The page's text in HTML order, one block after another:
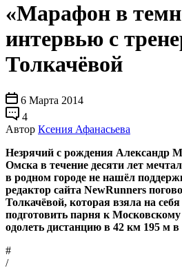
«Марафон в
интервью с
Толкачёвой
6 Марта 2014
4
Автор Ксения Афанасьева
Незрячий с рождения Александр
Омска в течение десяти лет
в родном городе не нашёл
редактор сайта NewRunners
Толкачёвой, которая взяла на себя
подготовить парня к
одолеть дистанцию в 42 км 195 м в
#
/